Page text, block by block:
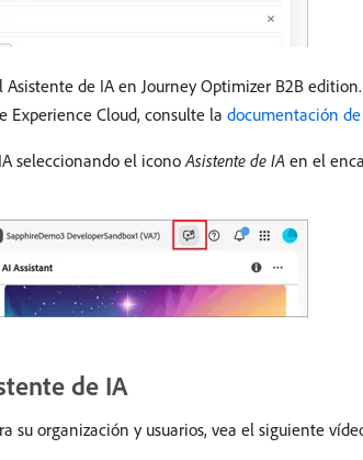
de IA en Journey Optimizer B2B
Experience Cloud, consulte la documentación
seleccionando el iconoAsistente de IA en el
de IA
su organización y usuarios, vea el siguiente